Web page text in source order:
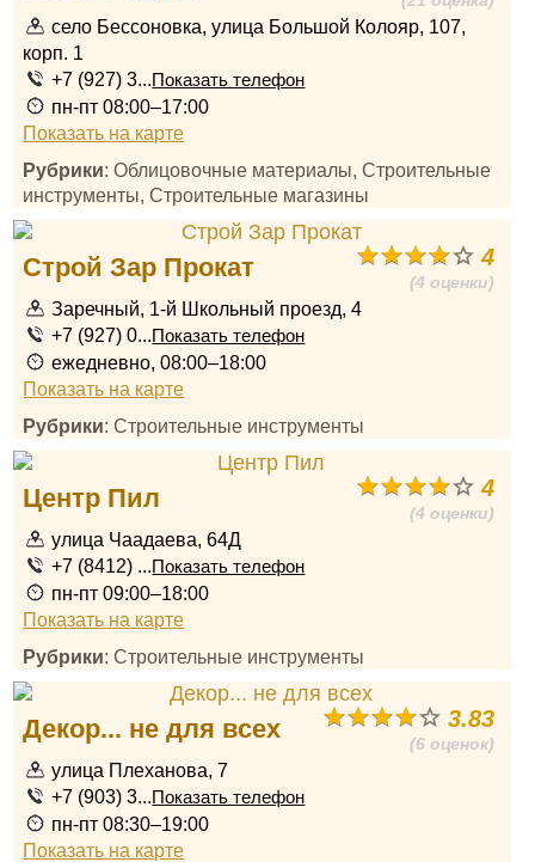
село Бессоновка, улица Большой Колояр, 107,
корп. 1
+7 (927) 3...Показать телефон
пн-пт 08:00–17:00
Показать на карте
Рубрики: Облицовочные материалы, Строительные
инструменты, Строительные магазины
4
(4 оценки)
Строй Зар Прокат
Заречный, 1-й Школьный проезд, 4
+7 (927) 0...Показать телефон
ежедневно, 08:00–18:00
Показать на карте
Рубрики: Строительные инструменты
4
(4 оценки)
Центр Пил
улица Чаадаева, 64Д
+7 (8412) ...Показать телефон
пн-пт 09:00–18:00
Показать на карте
Рубрики: Строительные инструменты
3.83
(6 оценок)
Декор... не для всех
улица Плеханова, 7
+7 (903) 3...Показать телефон
пн-пт 08:30–19:00
Показать на карте